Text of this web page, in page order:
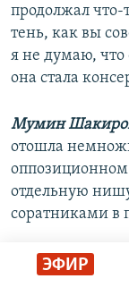
ЭФИР
продолжал что-
тень, как вы
я не думаю, что
она стала
Мумин
отошла
отдельную
соратниками в
Александр